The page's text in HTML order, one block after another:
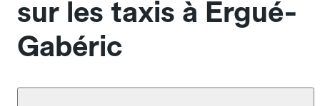
sur les taxis à Ergué-
Gabéric